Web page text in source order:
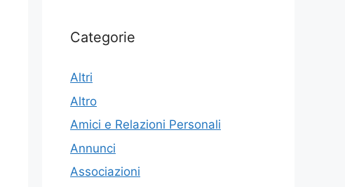
Categorie
Altri
Altro
Amici e Relazioni Personali
Annunci
Associazioni